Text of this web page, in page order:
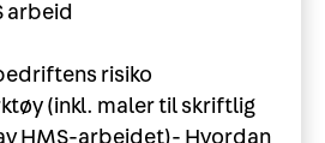
arbeid
risiko
(inkl. maler til skriftlig
HMS-arbeidet)- Hvordan